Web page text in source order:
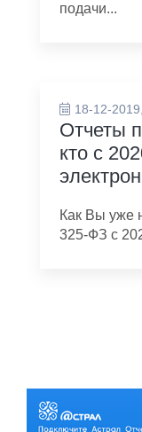
подачи...
18-12-
Отчеты
кто с
Как Вы уже
325-ФЗ с